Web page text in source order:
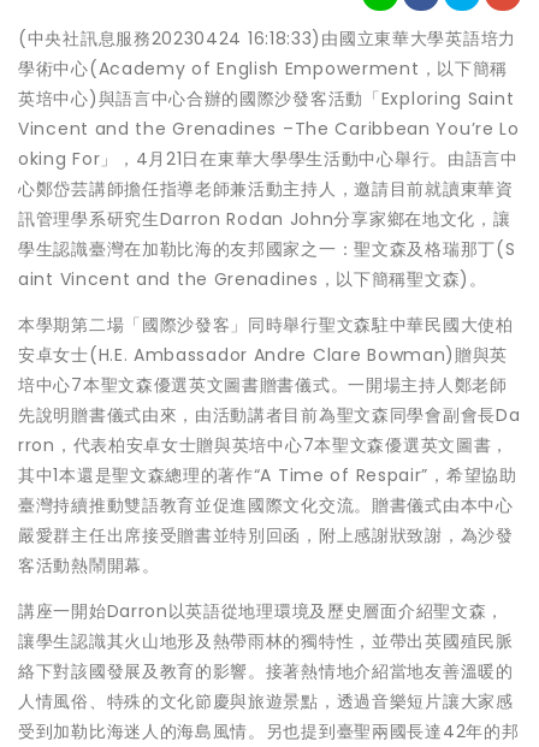
(中央社訊息服務20230424 16:18:33)由國立東華大學英語培力
學術中心(Academy of English Empowerment，以下簡稱
英培中心)與語言中心合辦的國際沙發客活動「Exploring Saint
Vincent and the Grenadines –The Caribbean You’re Lo
oking For」，4月21日在東華大學學生活動中心舉行。由語言中
心鄭岱芸講師擔任指導老師兼活動主持人，邀請目前就讀東華資
訊管理學系研究生Darron Rodan John分享家鄉在地文化，讓
學生認識臺灣在加勒比海的友邦國家之一：聖文森及格瑞那丁(S
aint Vincent and the Grenadines，以下簡稱聖文森)。
本學期第二場「國際沙發客」同時舉行聖文森駐中華民國大使柏
安卓女士(H.E. Ambassador Andre Clare Bowman)贈與英
培中心7本聖文森優選英文圖書贈書儀式。一開場主持人鄭老師
先說明贈書儀式由來，由活動講者目前為聖文森同學會副會長Da
rron，代表柏安卓女士贈與英培中心7本聖文森優選英文圖書，
其中1本還是聖文森總理的著作“A Time of Respair”，希望協助
臺灣持續推動雙語教育並促進國際文化交流。贈書儀式由本中心
嚴愛群主任出席接受贈書並特別回函，附上感謝狀致謝，為沙發
客活動熱鬧開幕。
講座一開始Darron以英語從地理環境及歷史層面介紹聖文森，
讓學生認識其火山地形及熱帶雨林的獨特性，並帶出英國殖民脈
絡下對該國發展及教育的影響。接著熱情地介紹當地友善溫暖的
人情風俗、特殊的文化節慶與旅遊景點，透過音樂短片讓大家感
受到加勒比海迷人的海島風情。另也提到臺聖兩國長達42年的邦